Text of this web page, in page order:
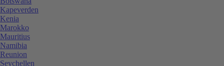
Kapeverden
Kenia
Marokko
Mauritius
Namibia
Reunion
Seychellen